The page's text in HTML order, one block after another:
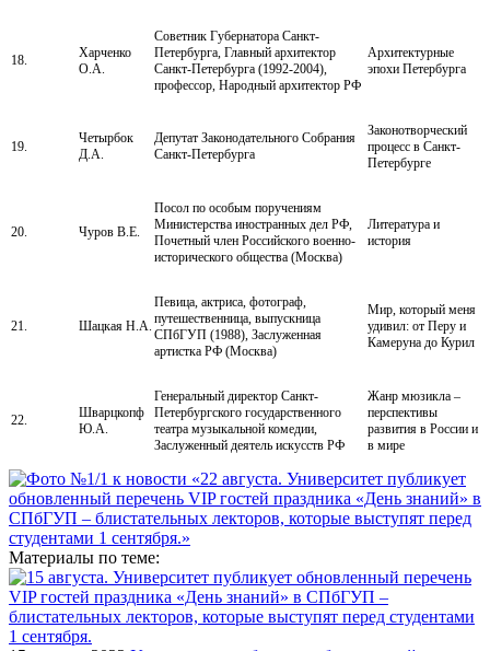
18.
Харченко
О.А.
Советник Губернатора Санкт-
Петербурга, Главный архитектор
Санкт-Петербурга (1992-2004),
профессор, Народный архитектор РФ
Архитектурные
эпохи Петербурга
19.
Четырбок
Д.А.
Депутат Законодательного Собрания
Санкт-Петербурга
Законотворческий
процесс в Санкт-
Петербурге
20. Чуров В.Е.
Посол по особым поручениям
Министерства иностранных дел РФ,
Почетный член Российского военно-
исторического общества (Москва)
Литература и
история
21. Шацкая Н.А.
Певица, актриса, фотограф,
путешественница, выпускница
СПбГУП (1988), Заслуженная
артистка РФ (Москва)
Мир, который меня
удивил: от Перу и
Камеруна до Курил
22.
Шварцкопф
Ю.А.
Генеральный директор Санкт-
Петербургского государственного
театра музыкальной комедии,
Заслуженный деятель искусств РФ
Жанр мюзикла –
перспективы
развития в России и
в мире
Материалы по теме: